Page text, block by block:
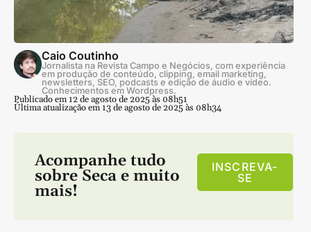
Caio Coutinho
Jornalista na Revista Campo e Negócios, com experiência
em produção de conteúdo, clipping, email marketing,
newsletters, SEO, podcasts e edição de áudio e vídeo.
Conhecimentos em Wordpress.
Publicado em 12 de agosto de 2025 às 08h51
Última atualização em 13 de agosto de 2025 às 08h34
Acompanhe tudo
sobre Seca e muito
mais!
INSCREVA-
SE